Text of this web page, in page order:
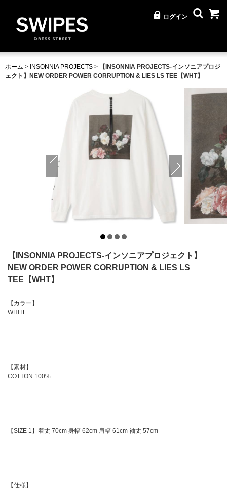
ログイン
ホーム > INSONNIA PROJECTS >
【INSONNIA PROJECTS-インソニアプロジ
ェクト】NEW ORDER POWER CORRUPTION & LIES LS TEE【WHT】
【INSONNIA PROJECTS-インソニアプロジェクト】
NEW ORDER POWER CORRUPTION & LIES LS
TEE【WHT】
【カラー】
WHITE
【素材】
COTTON 100%
【SIZE 1】着丈 70cm 身幅 62cm 肩幅 61cm 袖丈 57cm
【仕様】